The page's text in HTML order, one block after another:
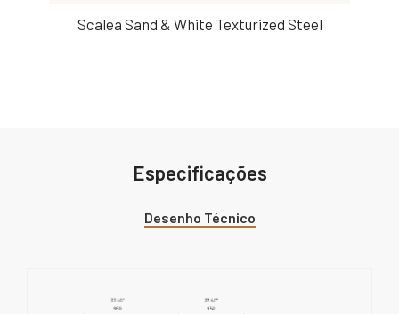
Scalea Sand & White Texturized Steel
Especificações
Desenho Técnico